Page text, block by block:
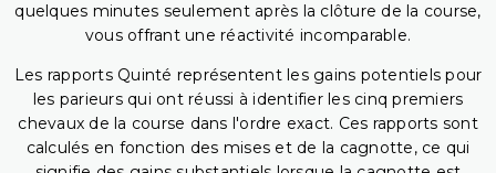
quelques minutes seulement après la clôture de la course,
vous offrant une réactivité incomparable.
Les rapports Quinté représentent les gains potentiels pour
les parieurs qui ont réussi à identifier les cinq premiers
chevaux de la course dans l'ordre exact. Ces rapports sont
calculés en fonction des mises et de la cagnotte, ce qui